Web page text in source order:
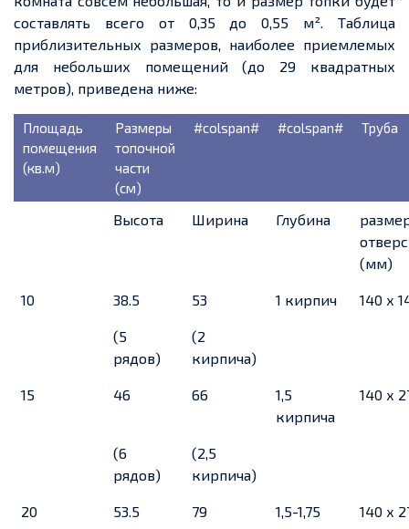
составлять всего от 0,35 до 0,55 м². Таблица
приблизительных размеров , наиболее приемлемых
для небольших помещений (до 29 квадратных
метров), приведена ниже:
Площадь
помещения
(кв.м)
Размеры
топочной
части
(см)
#colspan# #colspan# Труба
Высота Ширина Глубина
(мм)
10 38.5 53 1 кирпич 140 х
(5
рядов)
(2
кирпича)
15 46 66
1,5
кирпича
140 х
(6
рядов)
(2,5
кирпича)
20 53.5 79
1,5-1,75
140 х